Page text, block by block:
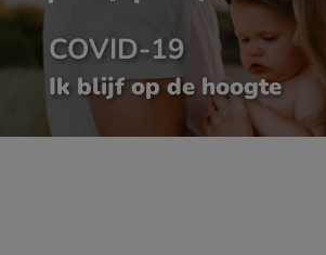
COVID-19
Ik blijf op de hoogte